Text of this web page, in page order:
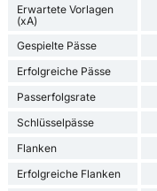
Erwartete Vorlagen
(xA)
Gespielte Pässe
Erfolgreiche Pässe
Passerfolgsrate
Schlüsselpässe
Flanken
Erfolgreiche Flanken